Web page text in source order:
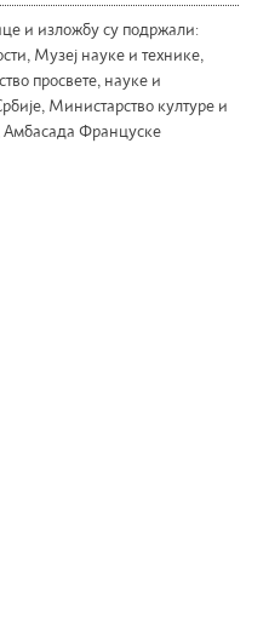
и изложбу су подржали:
Музеј науке и технике,
просвете, науке и
Министарство културе и
Француске